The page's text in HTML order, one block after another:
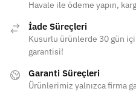
Havale ile ödeme yapın,
İade Süreçleri
Kusurlu ürünlerde 30 gün
garantisi!
Garanti Süreçleri
Ürünlerimiz yalnızca firma